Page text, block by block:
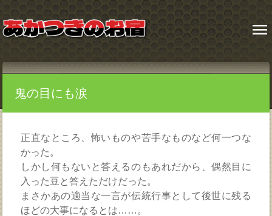
menu
鬼の目にも涙
正直なところ、怖いものや苦手なものなど何一つな
かった。
しかし何もないと答えるのもあれだから、偶然目に
入った豆と答えただけだった。
まさかあの適当な一言が伝統行事として後世に残る
ほどの大事になるとは……。